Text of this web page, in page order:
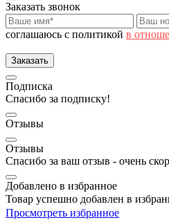
Заказать звонок
соглашаюсь с политикой в
Заказать
Подписка
Спасибо за подписку!
Отзывы
Отзывы
Спасибо за ваш отзыв - очень
Добавлено в избранное
Товар успешно добавлен в
Просмотреть избранное